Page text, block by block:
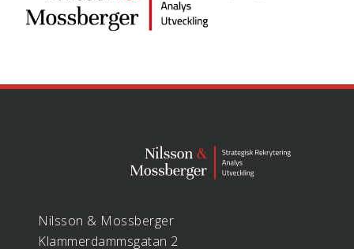
Nilsson & Mossberger
Klammerdammsgatan 2